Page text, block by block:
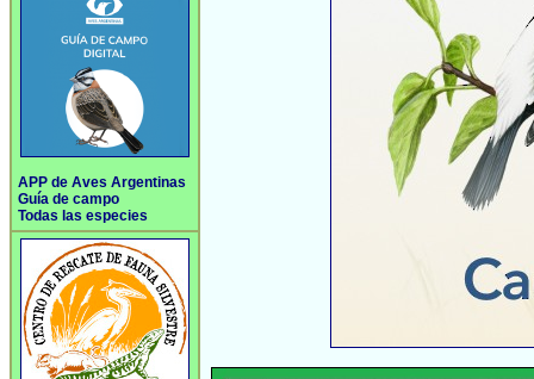
APP de Aves Argentinas
Guía de campo
Todas las especies